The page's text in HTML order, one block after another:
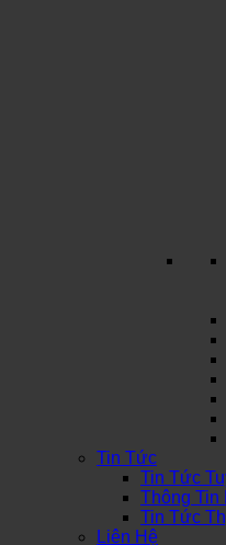
Tin Tức
Tin Tức
Thông Tin
Tin Tức
Liên Hệ